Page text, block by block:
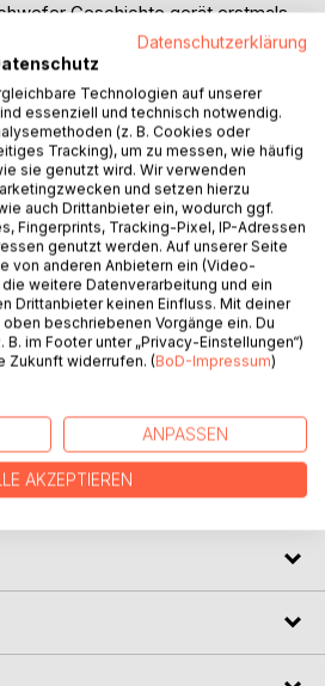
Geschichte gerät erstmals
den Blick. Die dortige Pfarrei
Erwähnung im Jahr 1263 in
gelegenen Kloster Paradiese,
auf die Einsetzung des Pfarrers
zur Einziehung von Geldern vom
war. Wie an vielen Stellen zu
Machtbefugnis für vielfältige
Kirche und Kloster, in die
von Köln und sogar der Papst
mussten.
diesem Werk auch so mancher
die Gemeinde beispielsweise in
Bestattungen auf dem alten
ihrer Kritik an dem neu errichteten
dafür, dass die Schwefer
an Eigen- und Selbstständigkeit
im 19. Jahrhundert von der
zu lösen vermochte.
Datenschutzerklärung
Technologien auf unserer
essenziell und technisch notwendig.
(z. B. Cookies oder
Tracking), um zu messen, wie häufig
sie genutzt wird. Wir verwenden
und setzen hierzu
auch Drittanbieter ein, wodurch ggf.
Fingerprints, Tracking-Pixel, IP-Adressen
genutzt werden. Auf unserer Seite
von anderen Anbietern ein (Video-
weitere Datenverarbeitung und ein
Drittanbieter keinen Einfluss. Mit deiner
beschriebenen Vorgänge ein. Du
im Footer unter „Privacy-Einstellungen“)
Zukunft widerrufen. (BoD-Impressum)
ANPASSEN
AKZEPTIEREN